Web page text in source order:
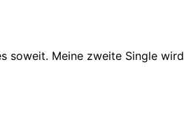
soweit. Meine zweite Single wird